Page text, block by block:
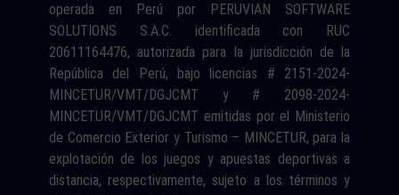
operada en Perú por PERUVIAN SOFTWARE
SOLUTIONS S.A.C. identificada con RUC
20611164476, autorizada para la jurisdicción de la
República del Perú, bajo licencias # 2151-2024-
MINCETUR/VMT/DGJCMT y # 2098-2024-
MINCETUR/VMT/DGJCMT emitidas por el Ministerio
de Comercio Exterior y Turismo – MINCETUR, para la
explotación de los juegos y apuestas deportivas a
distancia, respectivamente, sujeto a los términos y